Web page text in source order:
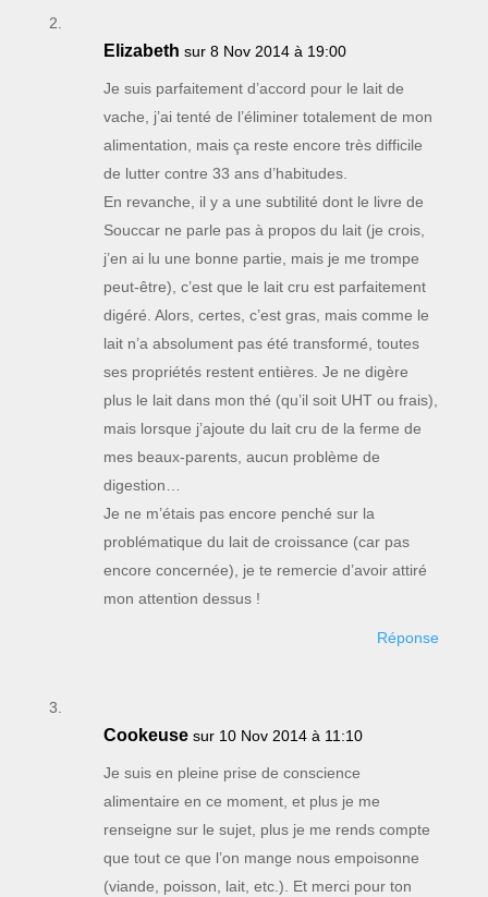
Elizabeth sur 8 Nov 2014 à 19:00
Je suis parfaitement d’accord pour le lait de
vache, j’ai tenté de l’éliminer totalement de mon
alimentation, mais ça reste encore très difficile
de lutter contre 33 ans d’habitudes.
En revanche, il y a une subtilité dont le livre de
Souccar ne parle pas à propos du lait (je crois,
j’en ai lu une bonne partie, mais je me trompe
peut-être), c’est que le lait cru est parfaitement
digéré. Alors, certes, c’est gras, mais comme le
lait n’a absolument pas été transformé, toutes
ses propriétés restent entières. Je ne digère
plus le lait dans mon thé (qu’il soit UHT ou frais),
mais lorsque j’ajoute du lait cru de la ferme de
mes beaux-parents, aucun problème de
digestion…
Je ne m’étais pas encore penché sur la
problématique du lait de croissance (car pas
encore concernée), je te remercie d’avoir attiré
mon attention dessus !
Réponse
Cookeuse sur 10 Nov 2014 à 11:10
Je suis en pleine prise de conscience
alimentaire en ce moment, et plus je me
renseigne sur le sujet, plus je me rends compte
que tout ce que l’on mange nous empoisonne
(viande, poisson, lait, etc.). Et merci pour ton